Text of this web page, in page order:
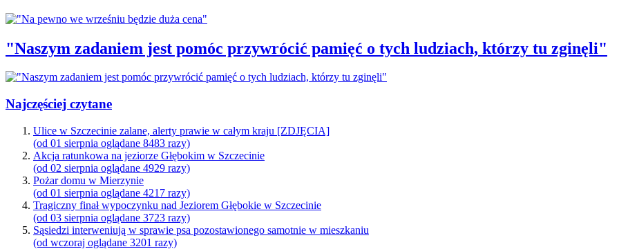
"Naszym zadaniem jest pomóc przywrócić pamięć o tych ludziach, którzy tu zginęli"
Najczęściej czytane
Ulice w Szczecinie zalane, alerty prawie w całym kraju [ZDJĘCIA]
(od 01 sierpnia oglądane 8483 razy)
Akcja ratunkowa na jeziorze Głębokim w Szczecinie
(od 02 sierpnia oglądane 4929 razy)
Pożar domu w Mierzynie
(od 01 sierpnia oglądane 4217 razy)
Tragiczny finał wypoczynku nad Jeziorem Głębokie w Szczecinie
(od 03 sierpnia oglądane 3723 razy)
Sąsiedzi interweniują w sprawie psa pozostawionego samotnie w mieszkaniu
(od wczoraj oglądane 3201 razy)